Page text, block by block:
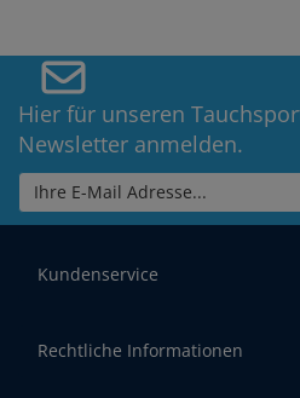
Hier für unseren
Newsletter anmelden.
Ihre E-Mail Adresse...
Kundenservice
Rechtliche Informationen